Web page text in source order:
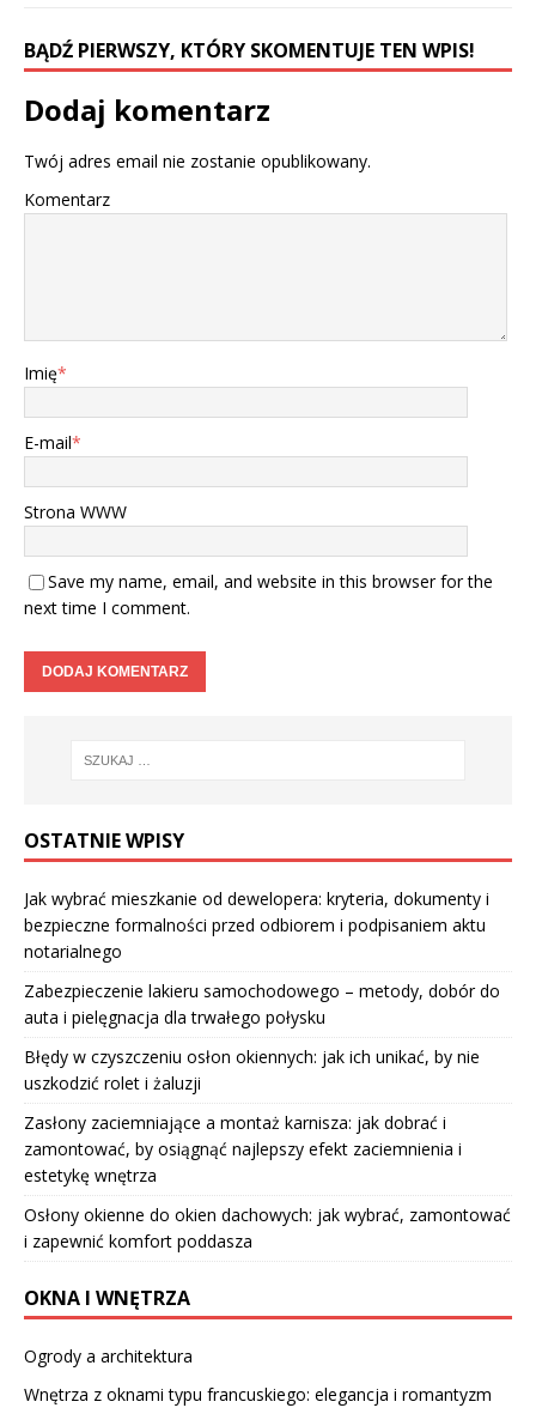
BĄDŹ PIERWSZY, KTÓRY SKOMENTUJE TEN WPIS!
Dodaj komentarz
Twój adres email nie zostanie opublikowany.
Komentarz
Imię*
E-mail*
Strona WWW
Save my name, email, and website in this browser for the
next time I comment.
OSTATNIE WPISY
Jak wybrać mieszkanie od dewelopera: kryteria, dokumenty i
bezpieczne formalności przed odbiorem i podpisaniem aktu
notarialnego
Zabezpieczenie lakieru samochodowego – metody, dobór do
auta i pielęgnacja dla trwałego połysku
Błędy w czyszczeniu osłon okiennych: jak ich unikać, by nie
uszkodzić rolet i żaluzji
Zasłony zaciemniające a montaż karnisza: jak dobrać i
zamontować, by osiągnąć najlepszy efekt zaciemnienia i
estetykę wnętrza
Osłony okienne do okien dachowych: jak wybrać, zamontować
i zapewnić komfort poddasza
OKNA I WNĘTRZA
Ogrody a architektura
Wnętrza z oknami typu francuskiego: elegancja i romantyzm